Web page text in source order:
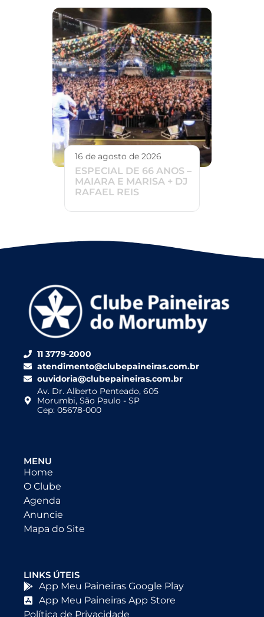
16 de agosto de 2026
ESPECIAL DE 66 ANOS –
MAIARA E MARISA + DJ
RAFAEL REIS
11 3779-2000
atendimento@clubepaineiras.com.br
ouvidoria@clubepaineiras.com.br
Av. Dr. Alberto Penteado, 605
Morumbi, São Paulo - SP
Cep: 05678-000
MENU
Home
O Clube
Agenda
Anuncie
Mapa do Site
LINKS ÚTEIS
App Meu Paineiras Google Play
App Meu Paineiras App Store
Política de Privacidade